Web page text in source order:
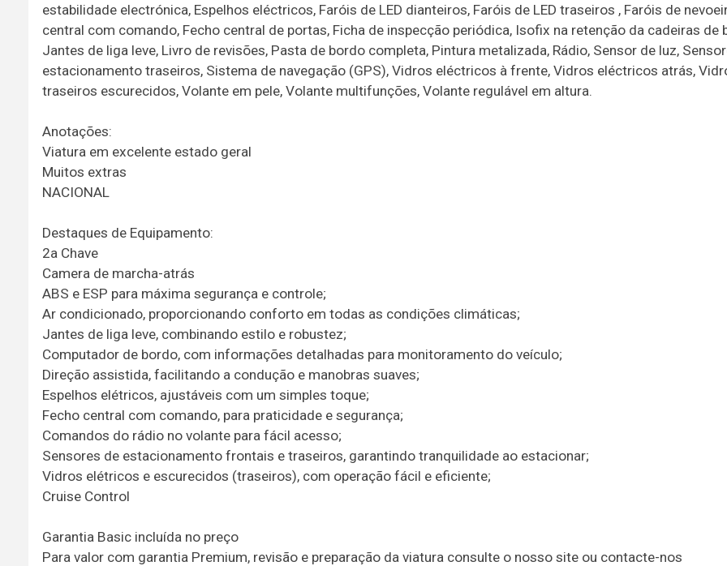
estabilidade electrónica, Espelhos eléctricos, Faróis de LED dianteiros, Faróis de LED traseiros , Faróis de
central com comando, Fecho central de portas, Ficha de inspecção periódica, Isofix na retenção da cadeiras de
Jantes de liga leve, Livro de revisões, Pasta de bordo completa, Pintura metalizada, Rádio, Sensor de luz,
estacionamento traseiros, Sistema de navegação (GPS), Vidros eléctricos à frente, Vidros eléctricos atrás,
traseiros escurecidos, Volante em pele, Volante multifunções, Volante regulável em altura.
Anotações:
Viatura em excelente estado geral
Muitos extras
NACIONAL
Destaques de Equipamento:
2a Chave
Camera de marcha-atrás
ABS e ESP para máxima segurança e controle;
Ar condicionado, proporcionando conforto em todas as condições climáticas;
Jantes de liga leve, combinando estilo e robustez;
Computador de bordo, com informações detalhadas para monitoramento do veículo;
Direção assistida, facilitando a condução e manobras suaves;
Espelhos elétricos, ajustáveis com um simples toque;
Fecho central com comando, para praticidade e segurança;
Comandos do rádio no volante para fácil acesso;
Sensores de estacionamento frontais e traseiros, garantindo tranquilidade ao estacionar;
Vidros elétricos e escurecidos (traseiros), com operação fácil e eficiente;
Cruise Control
Garantia Basic incluída no preço
Para valor com garantia Premium, revisão e preparação da viatura consulte o nosso site ou contacte-nos